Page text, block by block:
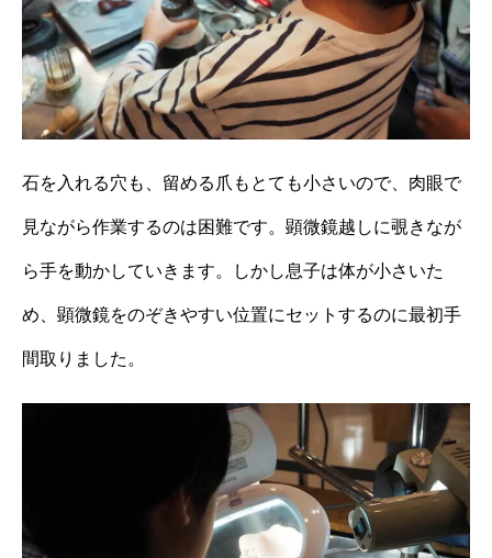
石を入れる穴も、留める爪もとても小さいので、肉眼で
見ながら作業するのは困難です。顕微鏡越しに覗きなが
ら手を動かしていきます。しかし息子は体が小さいた
め、顕微鏡をのぞきやすい位置にセットするのに最初手
間取りました。